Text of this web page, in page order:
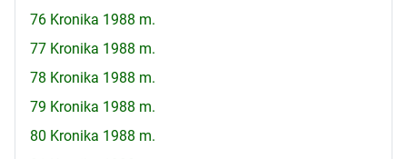
76 Kronika 1988 m.
77 Kronika 1988 m.
78 Kronika 1988 m.
79 Kronika 1988 m.
80 Kronika 1988 m.